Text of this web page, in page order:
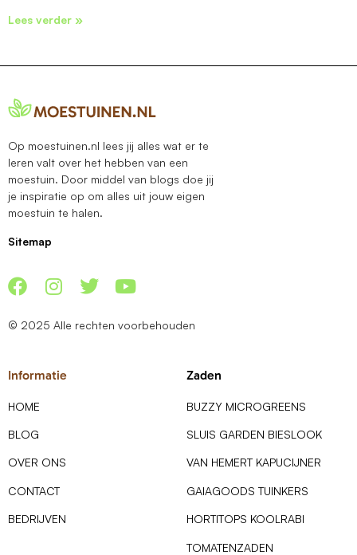
Lees verder »
Op moestuinen.nl lees jij alles wat er te
leren valt over het hebben van een
moestuin. Door middel van blogs doe jij
je inspiratie op om alles uit jouw eigen
moestuin te halen.
Sitemap
© 2025 Alle rechten voorbehouden
Informatie
HOME
BLOG
OVER ONS
CONTACT
BEDRIJVEN
Zaden
BUZZY MICROGREENS
SLUIS GARDEN BIESLOOK
VAN HEMERT KAPUCIJNER
GAIAGOODS TUINKERS
HORTITOPS KOOLRABI
TOMATENZADEN